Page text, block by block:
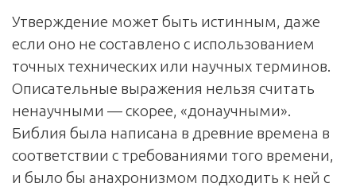
Утверждение может быть истинным, даже
если оно не составлено с использованием
точных технических или научных терминов.
Описательные выражения нельзя считать
ненаучными — скорее, «донаучными».
Библия была написана в древние времена в
соответствии с требованиями того времени,
и было бы анахронизмом подходить к ней с